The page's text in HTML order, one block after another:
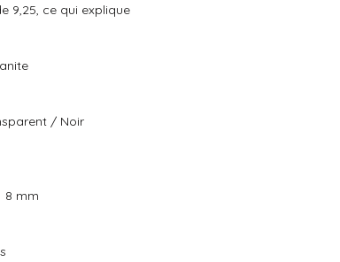
9,25, ce qui explique
/ Noir
8 mm